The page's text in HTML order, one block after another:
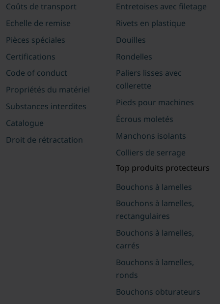
Coûts de transport
Echelle de remise
Pièces spéciales
Certifications
Code of conduct
Propriétés du matériel
Substances interdites
Catalogue
Droit de rétractation
Entretoises avec filetage
Rivets en plastique
Douilles
Rondelles
Paliers lisses avec
collerette
Pieds pour machines
Écrous moletés
Manchons isolants
Colliers de serrage
Top produits protecteurs
Bouchons à lamelles
Bouchons à lamelles,
rectangulaires
Bouchons à lamelles,
carrés
Bouchons à lamelles,
ronds
Bouchons obturateurs